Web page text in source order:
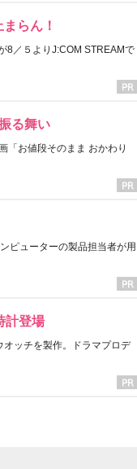
らん！
8／５よりJ:COM STREAMで
る舞い
「お値段そのまま おかわり
ピューターの製品担当者が用
計登場
ッチを製作。ドラマプロデ